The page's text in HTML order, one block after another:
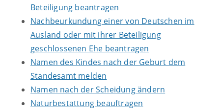
Beteiligung beantragen
Nachbeurkundung einer von Deutschen im
Ausland oder mit ihrer Beteiligung
geschlossenen Ehe beantragen
Namen des Kindes nach der Geburt dem
Standesamt melden
Namen nach der Scheidung ändern
Naturbestattung beauftragen